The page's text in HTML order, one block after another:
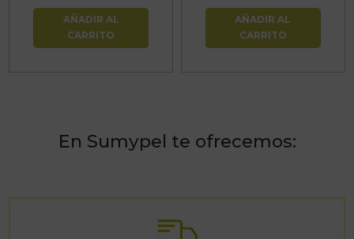
AÑADIR AL
CARRITO
AÑADIR AL
CARRITO
En Sumypel te ofrecemos: